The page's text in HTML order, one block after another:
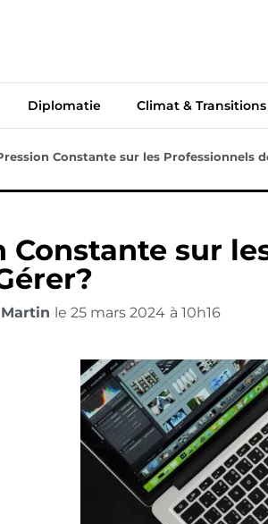
Diplomatie Climat & Transitions
Constante sur les Professionnels
Constante sur
le 25 mars 2024 à 10h16